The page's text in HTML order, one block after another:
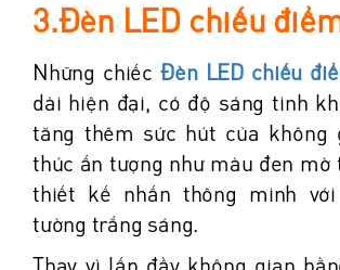
3.Đèn LED chiếu
Những chiếc Đèn LED chiếu
dài hiện đại, có độ sáng tinh
tăng thêm sức hút của không
thúc ấn tượng như màu đen mờ
thiết kế nhấn thông minh với
tường trắng sáng.